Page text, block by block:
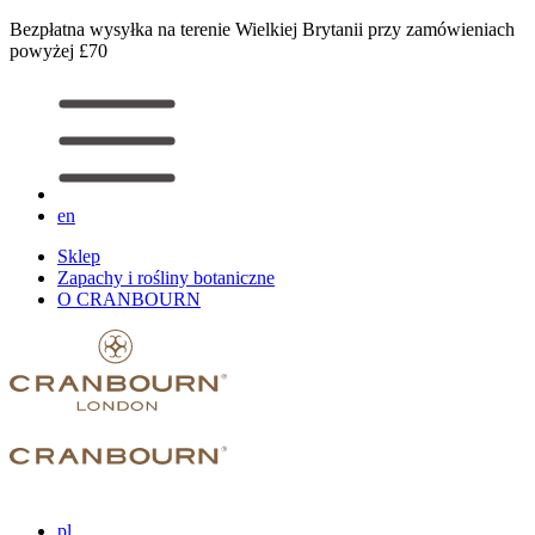
Bezpłatna wysyłka na terenie Wielkiej Brytanii przy zamówieniach
powyżej £70
en
Sklep
Zapachy i rośliny botaniczne
O CRANBOURN
pl